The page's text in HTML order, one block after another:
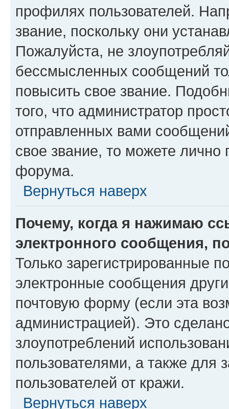
профилях пользователей.
звание, поскольку они
Пожалуйста, не
бессмысленных сообщений
повысить свое звание.
того, что администратор
отправленных вами
свое звание, то можете лично
форума.
Вернуться наверх
Почему, когда я нажимаю
электронного сообщения,
Только зарегистрированные
электронные сообщения
почтовую форму (если эта
администрацией). Это
злоупотреблений
пользователями, а также для
пользователей от кражи.
Вернуться наверх